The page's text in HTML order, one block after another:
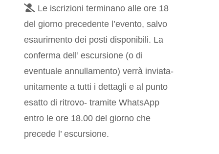
Le iscrizioni terminano alle ore 18
del giorno precedente l’evento, salvo
esaurimento dei posti disponibili. La
conferma dell’ escursione (o di
eventuale annullamento) verrà inviata-
unitamente a tutti i dettagli e al punto
esatto di ritrovo- tramite WhatsApp
entro le ore 18.00 del giorno che
precede l’ escursione.